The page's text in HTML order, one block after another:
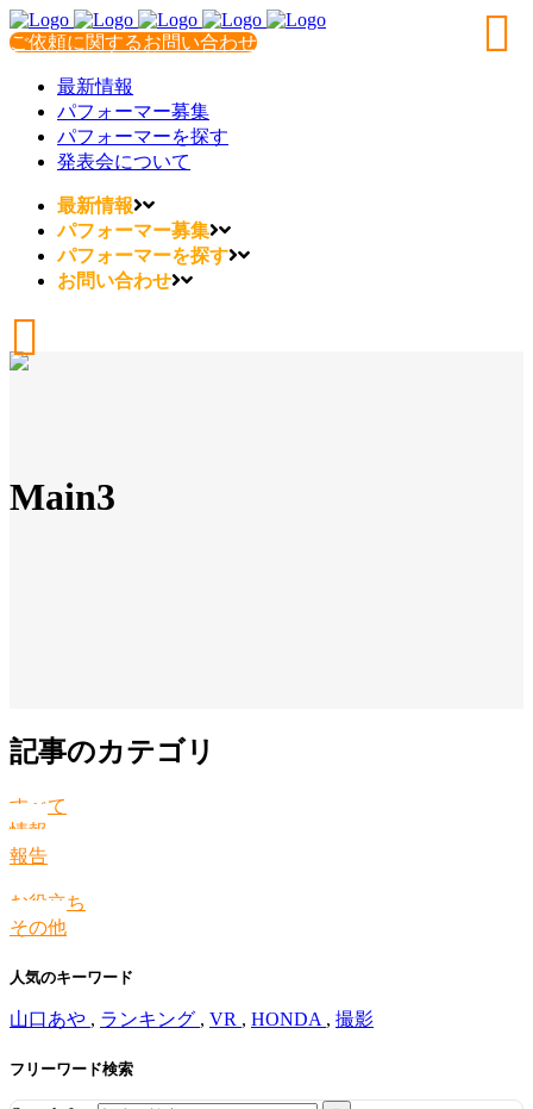
ご依頼に関するお問い合わせ
最新情報
パフォーマー募集
パフォーマーを探す
発表会について
最新情報
パフォーマー募集
パフォーマーを探す
お問い合わせ
Main3
記事のカテゴリ
すべて
情報
報告
お役立ち
その他
人気のキーワード
山口あや , ランキング , VR , HONDA , 撮影
フリーワード検索